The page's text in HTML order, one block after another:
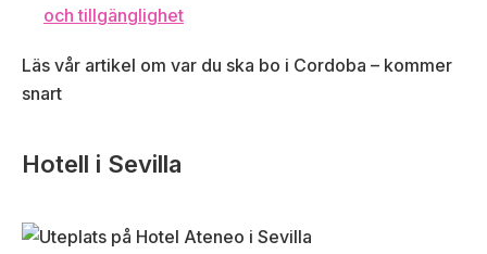
och tillgänglighet
Läs vår artikel om var du ska bo i Cordoba – kommer
snart
Hotell i Sevilla